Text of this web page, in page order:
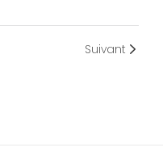
Suivant